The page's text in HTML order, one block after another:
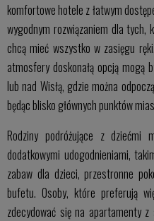
komfortowe hotele z łatwym
wygodnym rozwiązaniem dla tych,
chcą mieć wszystko w zasięgu
atmosfery doskonałą opcją mogą
lub nad Wisłą, gdzie można
będąc blisko głównych punktów
Rodziny podróżujące z
dodatkowymi udogodnieniami,
zabaw dla dzieci, przestronne
bufetu. Osoby, które preferują
zdecydować się na apartamenty z